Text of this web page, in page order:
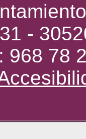
-
968 78